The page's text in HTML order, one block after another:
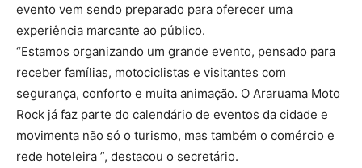
evento vem sendo preparado para oferecer uma
experiência marcante ao público.
“Estamos organizando um grande evento, pensado para
receber famílias, motociclistas e visitantes com
segurança, conforto e muita animação. O Araruama Moto
Rock já faz parte do calendário de eventos da cidade e
movimenta não só o turismo, mas também o comércio e
rede hoteleira ”, destacou o secretário.